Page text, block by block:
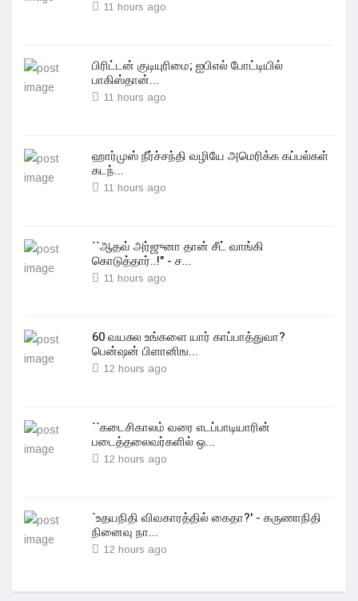
11 hours ago
பிரிட்டன் குடியுரிமை; ஐபிஎல் போட்டியில்
பாகிஸ்தான்...
11 hours ago
ஹார்முஸ் நீர்ச்சந்தி வழியே அமெரிக்க கப்பல்கள்
கடந்...
11 hours ago
``ஆதவ் அர்ஜுனா தான் சீட் வாங்கி
கொடுத்தார்..!" - ச...
11 hours ago
60 வயசுல உங்களை யார் காப்பாத்துவா?
பென்ஷன் பிளானிங...
12 hours ago
``கடைசிகாலம் வரை எடப்பாடியாரின்
படைத்தலைவர்களில் ஒ...
12 hours ago
`உதயநிதி விவகாரத்தில் கைதா?' - கருணாநிதி
நினைவு நா...
12 hours ago